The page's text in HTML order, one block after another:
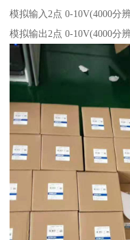
模拟输入2点 0-10V(4000分
模拟输出2点 0-10V(4000分